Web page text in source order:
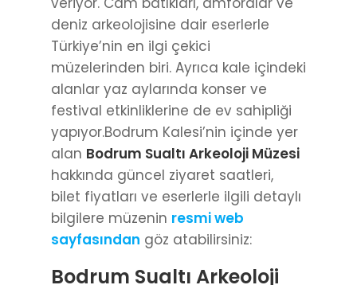
deniz arkeolojisine dair eserlerle
Türkiye’nin en ilgi çekici
müzelerinden biri. Ayrıca kale içindeki
alanlar yaz aylarında konser ve
festival etkinliklerine de ev sahipliği
yapıyor.Bodrum Kalesi’nin içinde yer
alan Bodrum Sualtı Arkeoloji Müzesi
hakkında güncel ziyaret saatleri,
bilet fiyatları ve eserlerle ilgili detaylı
bilgilere müzenin resmi web
sayfasından göz atabilirsiniz:
Bodrum Sualtı Arkeoloji